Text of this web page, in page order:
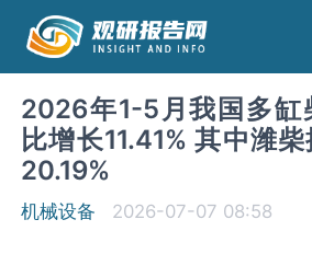
2026年1-5月我国多缸
比增长11.41% 其中潍
20.19%
机械设备 2026-07-07 08:58